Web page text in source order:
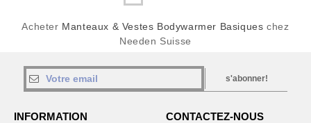
Acheter Manteaux & Vestes Bodywarmer Basiques chez
Needen Suisse
s'abonner!
INFORMATION CONTACTEZ-NOUS